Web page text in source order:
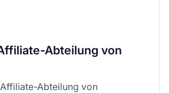
Abteilung von
Abteilung von